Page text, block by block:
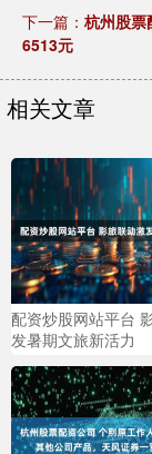
下一篇： 杭州股票
6513元
相关文章
配资炒股网站平台
发暑期文旅新活力